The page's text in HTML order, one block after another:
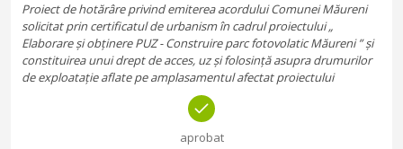
Proiect de hotărâre privind emiterea acordului Comunei Măureni
solicitat prin certificatul de urbanism în cadrul proiectului „
Elaborare și obținere PUZ - Construire parc fotovolatic Măureni ” și
constituirea unui drept de acces, uz și folosință asupra drumurilor
de exploatație aflate pe amplasamentul afectat proiectului
aprobat